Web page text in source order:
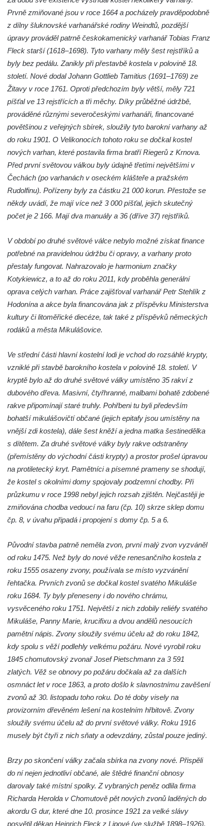
Kostel Nanebevzetí Panny Marie v Horním
Jiřetíně
Kostel Nanebevzetí Panny Marie v
Postoloprtech
Kostel svatého Jana Evangelisty v Malém
Březně
Kaple svatého Antonína Paduánského na
návsi ve Vysokém Březně
Bývalá kaple svatých Jana a Pavla v
Nemilkově
Kaple svatého Jana Nepomuckého v Lišnici
Kaple Čtrnácti svatých pomocníků v
Grabštejně
Müllerova hrobka v Hrádku nad Nisou
Márnice na hřbitově ve Sněžné
Kaple Nejsvětější Trojice ve Sněžné
Hřbitovní kaple v Horním Podluží
Kostel svaté Máří Magdalény v Božanově
Hrobka rodiny Brass na hřbitově v Dolním
Kaple Anděla Strážce na Valdeku
Hřbitovní kaple v Lipové
Márnice na bývalém hřbitově u kostela
svatých Šimona a Judy v Lipové u Šluknova
Hřbitovní kaple v Lobendavě
Kostel Navštívení Panny Marie v
Lobendavě
Márnice na bývalém hřbitově u kostela
Navštívení Panny Marie v Lobendavě
Kaple svaté Anny na Anenském vrchu u
Kostel svaté Máří Magdalény v Krásné Lípě
Kostel Narození svatého Jana Křtitele v
Kamenickém Šenově
Kostel svatého Jiří ve Chřibské
Kostel svatého Františka z Assisi na
Studánce
Kostel svaté Kateřiny Alexandrijské
(Sienské) v Dolním Podluží
Kostel svatého Jiří v Horním Slavkově
Kaple Božího Těla u kostela svatého Jiří v
Horním Slavkově
Kostel Nanebevzetí Panny Marie v Novém
Boru
Výklenková kaple v severní části Petrovic
Evangelický kostel v Česká Kamenici
Prvně zmiňované jsou v roce 1664 a pocházely pravděpodobně
z dílny šluknovské varhanářské rodiny Weindtů, pozdější
úpravy prováděl patrně českokamenický varhanář Tobias Franz
Fleck starší (1618–1698). Tyto varhany měly šest rejstříků a
byly bez pedálu. Zanikly při přestavbě kostela v polovině 18.
století. Nové dodal Johann Gottlieb Tamitius (1691–1769) ze
Žitavy v roce 1761. Oproti předchozím byly větší, měly 721
píšťal ve 13 rejstřících a tři měchy. Díky průběžné údržbě,
prováděné různými severočeskými varhanáři, financované
povětšinou z veřejných sbírek, sloužily tyto barokní varhany až
do roku 1901. O Velikonocích tohoto roku se dočkal kostel
nových varhan, které postavila firma bratří Riegerů z Krnova.
Před první světovou válkou byly údajně třetími největšími v
Čechách (po varhanách v oseckém klášteře a pražském
Rudolfinu). Pořízeny byly za částku 21 000 korun. Přestože se
někdy uvádí, že mají více než 3 000 píšťal, jejich skutečný
počet je 2 166. Mají dva manuály a 36 (dříve 37) rejstříků.
V období po druhé světové válce nebylo možné získat finance
potřebné na pravidelnou údržbu či opravy, a varhany proto
přestaly fungovat. Nahrazovalo je harmonium značky
Kotykiewicz, a to až do roku 2011, kdy proběhla generální
oprava celých varhan. Práce zajišťoval varhanář Petr Stehlík z
Hodonína a akce byla financována jak z příspěvku Ministerstva
kultury či litoměřické diecéze, tak také z příspěvků německých
rodáků a města Mikulášovice.
Ve střední části hlavní kostelní lodi je vchod do rozsáhlé krypty,
vzniklé při stavbě barokního kostela v polovině 18. století. V
kryptě bylo až do druhé světové války umístěno 35 rakví z
dubového dřeva. Masivní, čtyřhranné, malbami bohatě zdobené
rakve připomínají staré truhly. Pohřbeni tu byli především
bohatší mikulášovičtí občané (jejich epitafy jsou umístěny na
vnější zdi kostela), dále šest kněží a jedna matka šestinedělka
s dítětem. Za druhé světové války byly rakve odstraněny
(přemístěny do východní části krypty) a prostor prošel úpravou
na protiletecký kryt. Pamětníci a písemné prameny se shodují,
že kostel s okolními domy spojovaly podzemní chodby. Při
průzkumu v roce 1998 nebyl jejich rozsah zjištěn. Nejčastěji je
zmiňována chodba vedoucí na faru (čp. 10) skrze sklep domu
čp. 8, v úvahu připadá i propojení s domy čp. 5 a 6.
Původní stavba patrně neměla zvon, první malý zvon vyzváněl
od roku 1475. Než byly do nové věže renesančního kostela z
roku 1555 osazeny zvony, používala se místo vyzvánění
řehtačka. Prvních zvonů se dočkal kostel svatého Mikuláše
roku 1684. Ty byly přeneseny i do nového chrámu,
vysvěceného roku 1751. Největší z nich zdobily reliéfy svatého
Mikuláše, Panny Marie, krucifixu a dvou andělů nesoucích
pamětní nápis. Zvony sloužily svému účelu až do roku 1842,
kdy spolu s věží podlehly velkému požáru. Nové vyrobil roku
1845 chomutovský zvonař Josef Pietschmann za 3 591
zlatých. Věž se obnovy po požáru dočkala až za dalších
osmnáct let v roce 1863, a proto došlo k slavnostnímu zavěšení
zvonů až 30. listopadu toho roku. Do té doby visely na
provizorním dřevěném lešení na kostelním hřbitově. Zvony
sloužily svému účelu až do první světové války. Roku 1916
musely být čtyři z nich sňaty a odevzdány, zůstal pouze jediný.
Brzy po skončení války začala sbírka na zvony nové. Přispěli
do ní nejen jednotliví občané, ale štědré finanční obnosy
darovaly také místní spolky. Z vybraných peněz odlila firma
Richarda Herolda v Chomutově pět nových zvonů laděných do
akordu G dur, které dne 10. prosince 1921 za velké slávy
posvětil děkan Heinrich Fleck z Lipové (ve službě 1898–1926).